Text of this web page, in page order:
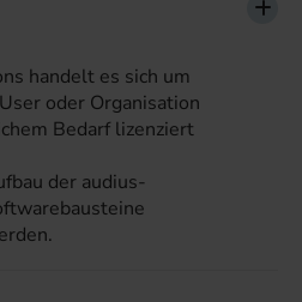
handelt es sich um
oder Organisation
Bedarf lizenziert
der audius-